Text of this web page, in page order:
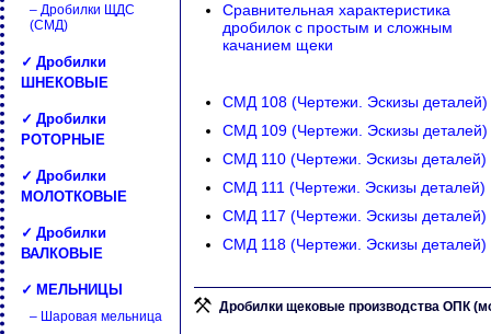
– Дробилки ЩДС
(СМД)
✓ Дробилки
ШНЕКОВЫЕ
✓ Дробилки
РОТОРНЫЕ
✓ Дробилки
МОЛОТКОВЫЕ
✓ Дробилки
ВАЛКОВЫЕ
✓ МЕЛЬНИЦЫ
– Шаровая мельница
Сравнительная характеристика
дробилок с простым и сложным
качанием щеки
СМД 108 (Чертежи. Эскизы деталей)
СМД 109 (Чертежи. Эскизы деталей)
СМД 110 (Чертежи. Эскизы деталей)
СМД 111 (Чертежи. Эскизы деталей)
СМД 117 (Чертежи. Эскизы деталей)
СМД 118 (Чертежи. Эскизы деталей)
Дробилки щековые производства ОПК